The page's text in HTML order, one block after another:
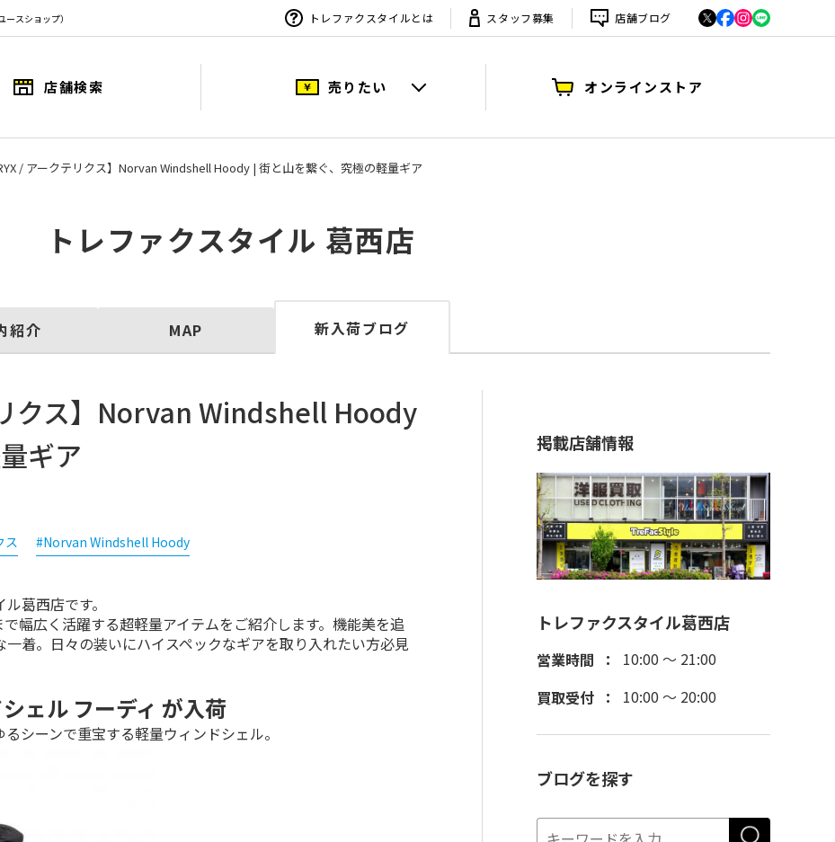
スショップ） トレファクスタイルとは スタッフ募集 店舗ブログ
店舗検索 売りたい オンラインストア
/ アークテリクス】Norvan Windshell Hoody | 街と山を繋ぐ、究極の軽量ギア
トレファクスタイル 葛西店
紹介 MAP 新入荷ブログ
リクス】Norvan Windshell Hoody
ギア
ス #Norvan Windshell Hoody
葛西店です。
幅広く活躍する超軽量アイテムをご紹介します。機能美を追
着。日々の装いにハイスペックなギアを取り入れたい方必見
ェル フーディ が入荷
シーンで重宝する軽量ウィンドシェル。
掲載店舗情報
トレファクスタイル葛西店
営業時間
10:00 ～ 21:00
買取受付
10:00 ～ 20:00
ブログを探す